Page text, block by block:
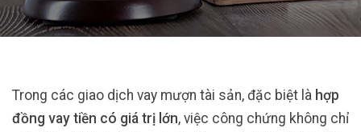
Trong các giao dịch vay mượn tài sản, đặc biệt là hợp
đồng vay tiền có giá trị lớn, việc công chứng không chỉ